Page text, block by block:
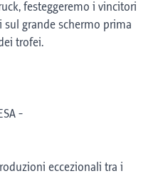
festeggeremo i vincitori
grande schermo prima
trofei.
-
eccezionali tra i